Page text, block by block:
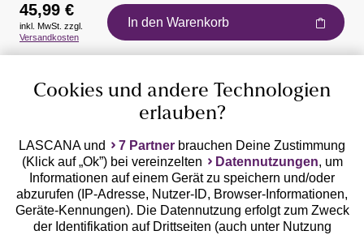
Auszeichnungen
Geprüfte Sicherheit
45,99 €
inkl. MwSt. zzgl.
Versandkosten
In den Warenkorb
Cookies und andere Technologien
erlauben?
LASCANA und 7 Partner brauchen Deine Zustimmung
(Klick auf „Ok”) bei vereinzelten
Datennutzungen, um
Informationen auf einem Gerät zu speichern und/oder
abzurufen (IP-Adresse, Nutzer-ID, Browser-Informationen,
Geräte-Kennungen). Die Datennutzung erfolgt zum Zweck
der Identifikation auf Drittseiten (auch unter Nutzung